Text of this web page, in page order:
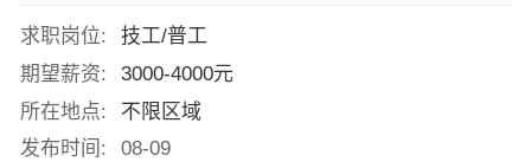
求职岗位:
技工/普工
期望薪资:
3000-4000元
所在地点:
不限区域
发布时间:
08-09